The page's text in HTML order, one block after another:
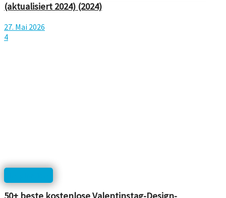
(aktualisiert 2024) (2024)
27. Mai 2026
4
50+ beste kostenlose Valentinstag-Design-